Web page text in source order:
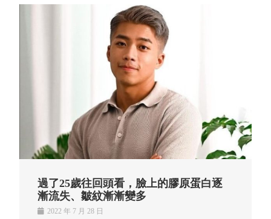
過了25歲往回頭看，臉上的膠原蛋白逐
漸流失、皺紋漸漸變多
2022 年 7 月 28 日